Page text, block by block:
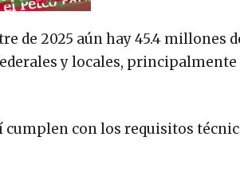
de 2025 aún hay 45.4 millones
y locales, principalmente
cumplen con los requisitos